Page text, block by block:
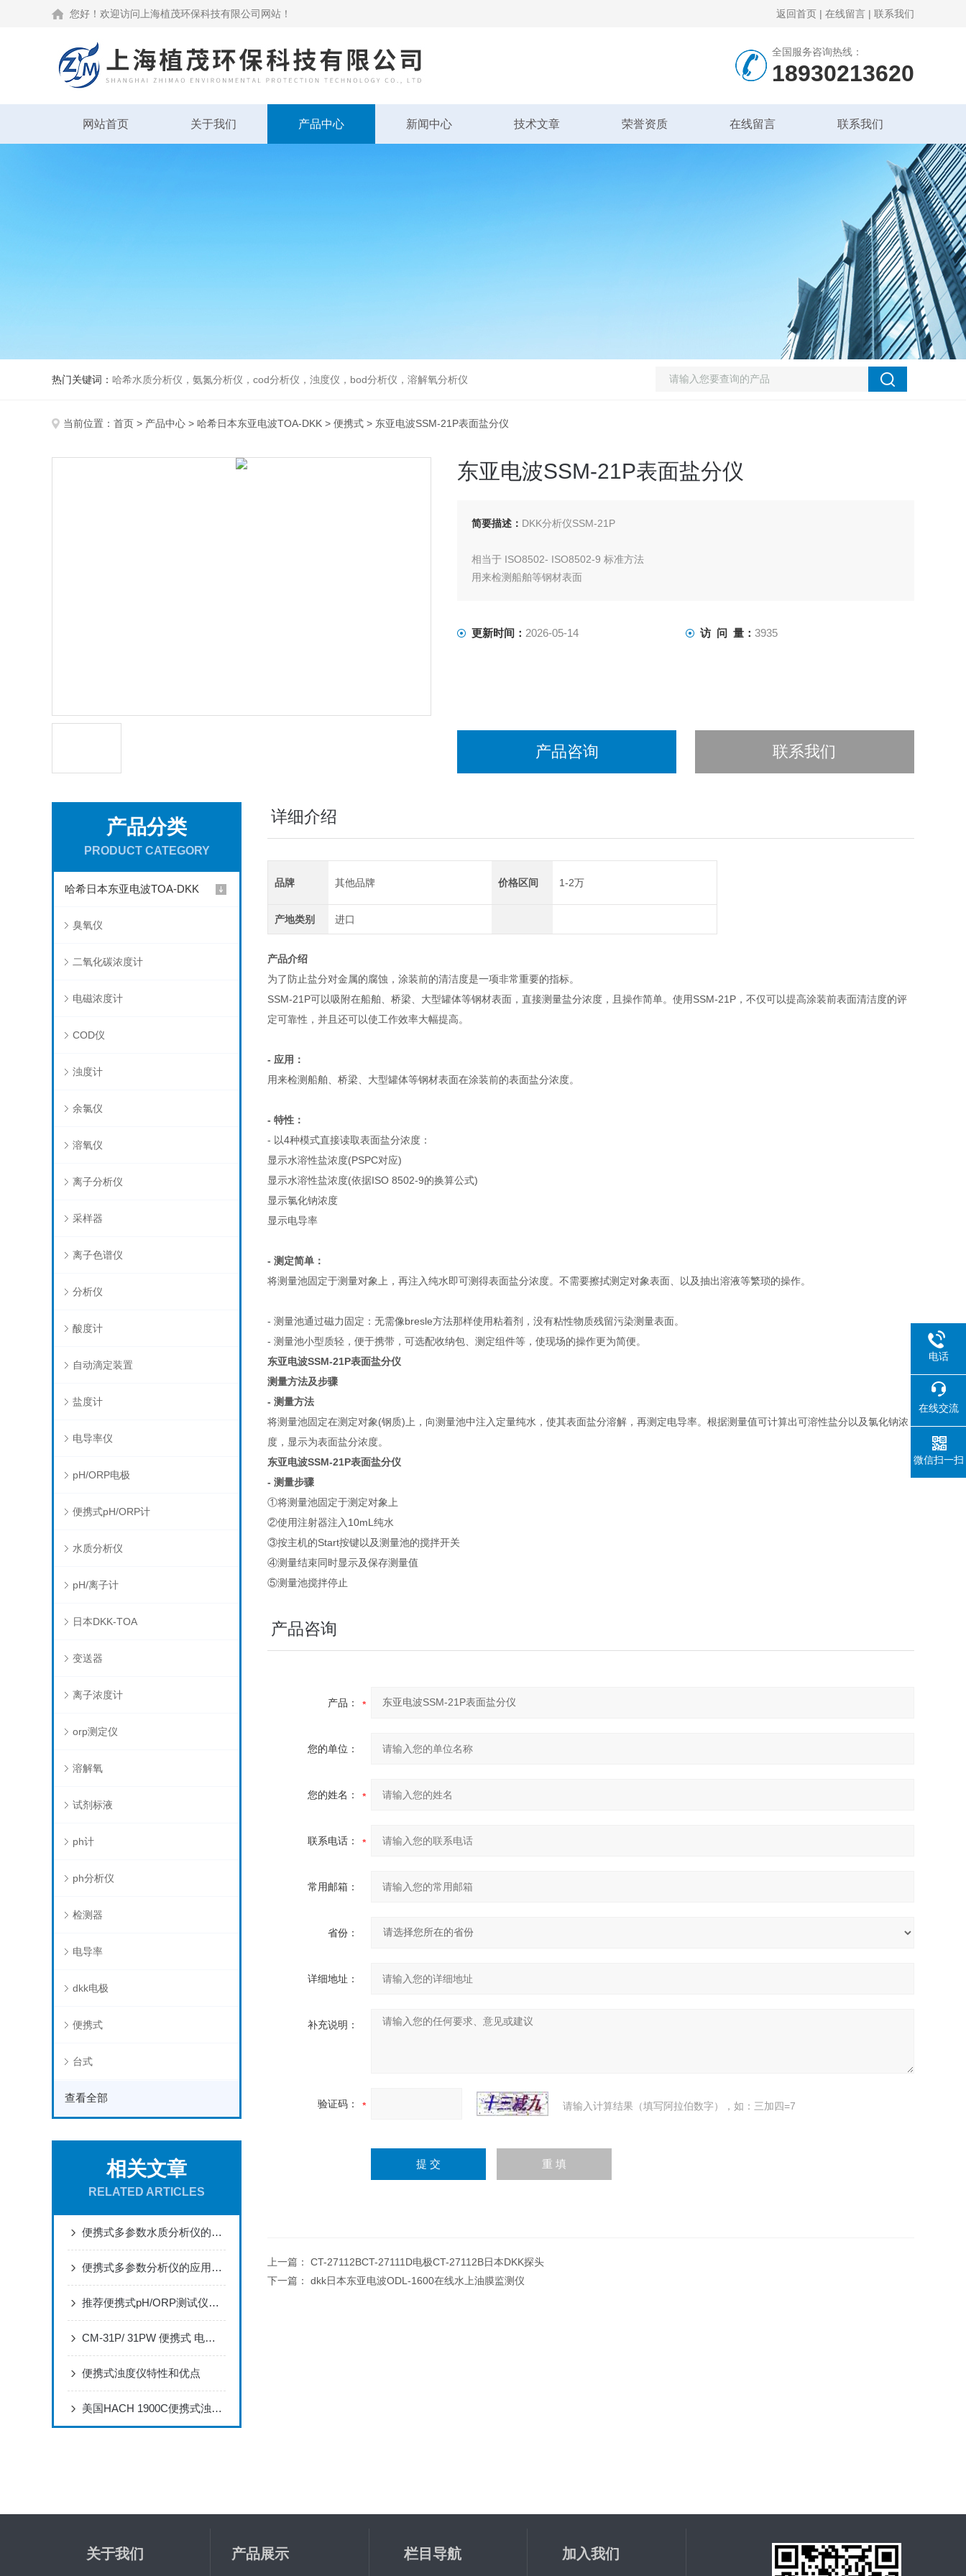
您好！欢迎访问上海植茂环保科技有限公司网站！ 返回首页 | 在线留言 | 联系我们
全国服务咨询热线：
18930213620
网站首页 关于我们 产品中心 新闻中心 技术文章 荣誉资质 在线留言 联系我们
热门关键词： 哈希水质分析仪，氨氮分析仪，cod分析仪，浊度仪，bod分析仪，溶解氧分析仪
当前位置： 首页 > 产品中心 > 哈希日本东亚电波TOA-DKK > 便携式 > 东亚电波SSM-21P表面盐分仪
东亚电波SSM-21P表面盐分仪
简要描述： DKK分析仪SSM-21P
相当于 ISO8502- ISO8502-9 标准方法
用来检测船舶等钢材表面
钢材在涂装前必须对表面进行清洗。为了防止盐分对金属的
更新时间： 2026-05-14 访 问 量： 3935
产品咨询 联系我们
产品分类
PRODUCT CATEGORY
哈希日本东亚电波TOA-DKK
臭氧仪
二氧化碳浓度计
电磁浓度计
COD仪
浊度计
余氯仪
溶氧仪
离子分析仪
采样器
离子色谱仪
分析仪
酸度计
自动滴定装置
盐度计
电导率仪
pH/ORP电极
便携式pH/ORP计
水质分析仪
pH/离子计
日本DKK-TOA
变送器
离子浓度计
orp测定仪
溶解氧
试剂标液
ph计
ph分析仪
检测器
电导率
dkk电极
便携式
台式
查看全部
相关文章
RELATED ARTICLES
便携式多参数水质分析仪的便捷体验
便携式多参数分析仪的应用案例
推荐便携式pH/ORP测试仪说明介绍
CM-31P/ 31PW 便携式 电导率分析仪 简易操作指南
便携式浊度仪特性和优点
美国HACH 1900C便携式浊度仪产品特点
详细介绍
品牌 其他品牌 价格区间 1-2万
产地类别 进口
产品介绍
为了防止盐分对金属的腐蚀，涂装前的清洁度是一项非常重要的指标。
SSM-21P可以吸附在船舶、桥梁、大型罐体等钢材表面，直接测量盐分浓度，且操作简单。使用SSM-21P，不仅可以提高涂装前表面清洁度的评
定可靠性，并且还可以使工作效率大幅提高。
- 应用：
用来检测船舶、桥梁、大型罐体等钢材表面在涂装前的表面盐分浓度。
- 特性：
- 以4种模式直接读取表面盐分浓度：
显示水溶性盐浓度(PSPC对应)
显示水溶性盐浓度(依据ISO 8502-9的换算公式)
显示氯化钠浓度
显示电导率
- 测定简单：
将测量池固定于测量对象上，再注入纯水即可测得表面盐分浓度。不需要擦拭测定对象表面、以及抽出溶液等繁琐的操作。
- 测量池通过磁力固定：无需像bresle方法那样使用粘着剂，没有粘性物质残留污染测量表面。
- 测量池小型质轻，便于携带，可选配收纳包、测定组件等，使现场的操作更为简便。
东亚电波SSM-21P表面盐分仪
测量方法及步骤
- 测量方法
将测量池固定在测定对象(钢质)上，向测量池中注入定量纯水，使其表面盐分溶解，再测定电导率。根据测量值可计算出可溶性盐分以及氯化钠浓
度，显示为表面盐分浓度。
东亚电波SSM-21P表面盐分仪
- 测量步骤
①将测量池固定于测定对象上
②使用注射器注入10mL纯水
③按主机的Start按键以及测量池的搅拌开关
④测量结束同时显示及保存测量值
⑤测量池搅拌停止
产品咨询
产品：
您的单位：
您的姓名：
联系电话：
常用邮箱：
省份：
详细地址：
补充说明：
验证码： 请输入计算结果（填写阿拉伯数字），如：三加四=7
上一篇： CT-27112BCT-27111D电极CT-27112B日本DKK探头
下一篇： dkk日本东亚电波ODL-1600在线水上油膜监测仪
关于我们 产品展示 栏目导航 加入我们
电话
在线交流
微信扫一扫